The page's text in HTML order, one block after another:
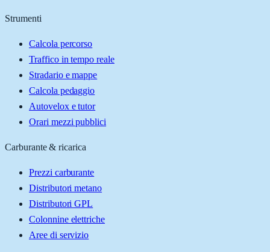
Strumenti
Calcola percorso
Traffico in tempo reale
Stradario e mappe
Calcola pedaggio
Autovelox e tutor
Orari mezzi pubblici
Carburante & ricarica
Prezzi carburante
Distributori metano
Distributori GPL
Colonnine elettriche
Aree di servizio